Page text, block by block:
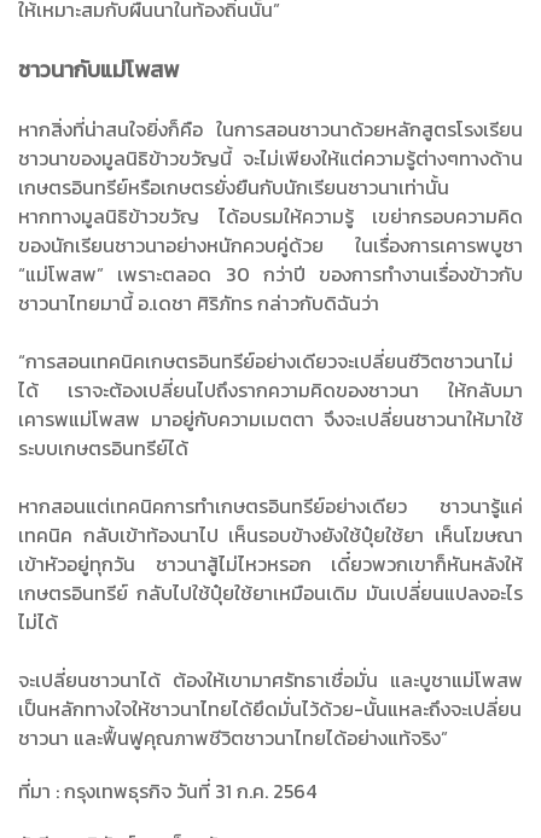
ให้เหมาะสมกับผืนนาในท้องถิ่นนั้น”
ชาวนากับแม่โพสพ
หากสิ่งที่น่าสนใจยิ่งก็คือ ในการสอนชาวนาด้วยหลักสูตรโรงเรียน
ชาวนาของมูลนิธิข้าวขวัญนี้ จะไม่เพียงให้แต่ความรู้ต่างๆทางด้าน
เกษตรอินทรีย์หรือเกษตรยั่งยืนกับนักเรียนชาวนาเท่านั้น
หากทางมูลนิธิข้าวขวัญ ได้อบรมให้ความรู้ เขย่ากรอบความคิด
ของนักเรียนชาวนาอย่างหนักควบคู่ด้วย ในเรื่องการเคารพบูชา
“แม่โพสพ” เพราะตลอด 30 กว่าปี ของการทำงานเรื่องข้าวกับ
ชาวนาไทยมานี้ อ.เดชา ศิริภัทร กล่าวกับดิฉันว่า
“การสอนเทคนิคเกษตรอินทรีย์อย่างเดียวจะเปลี่ยนชีวิตชาวนาไม่
ได้ เราจะต้องเปลี่ยนไปถึงรากความคิดของชาวนา ให้กลับมา
เคารพแม่โพสพ มาอยู่กับความเมตตา จึงจะเปลี่ยนชาวนาให้มาใช้
ระบบเกษตรอินทรีย์ได้
หากสอนแต่เทคนิคการทำเกษตรอินทรีย์อย่างเดียว ชาวนารู้แค่
เทคนิค กลับเข้าท้องนาไป เห็นรอบข้างยังใช้ปุ๋ยใช้ยา เห็นโฆษณา
เข้าหัวอยู่ทุกวัน ชาวนาสู้ไม่ไหวหรอก เดี๋ยวพวกเขาก็หันหลังให้
เกษตรอินทรีย์ กลับไปใช้ปุ๋ยใช้ยาเหมือนเดิม มันเปลี่ยนแปลงอะไร
ไม่ได้
จะเปลี่ยนชาวนาได้ ต้องให้เขามาศรัทธาเชื่อมั่น และบูชาแม่โพสพ
เป็นหลักทางใจให้ชาวนาไทยได้ยึดมั่นไว้ด้วย-นั้นแหละถึงจะเปลี่ยน
ชาวนา และฟื้นฟูคุณภาพชีวิตชาวนาไทยได้อย่างแท้จริง”
ที่มา : กรุงเทพธุรกิจ วันที่ 31 ก.ค. 2564